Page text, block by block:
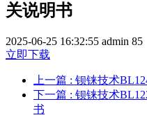
关说明书
2025-06-25 16:32:55 admin 85
立即下载
上一篇 : 钡铼技术
下一篇 : 钡铼技术
书